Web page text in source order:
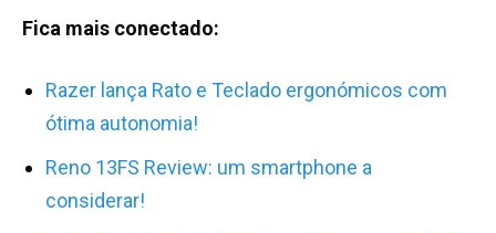
Fica mais conectado:
Razer lança Rato e Teclado ergonómicos com
ótima autonomia!
Reno 13FS Review: um smartphone a
considerar!